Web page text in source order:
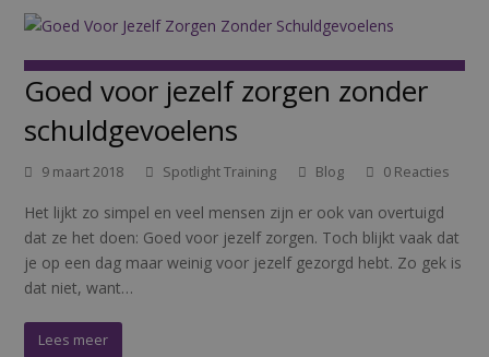
Goed voor jezelf zorgen zonder
schuldgevoelens
9 maart 2018 Spotlight Training Blog 0 Reacties
Het lijkt zo simpel en veel mensen zijn er ook van overtuigd
dat ze het doen: Goed voor jezelf zorgen. Toch blijkt vaak dat
je op een dag maar weinig voor jezelf gezorgd hebt. Zo gek is
dat niet, want…
Lees meer